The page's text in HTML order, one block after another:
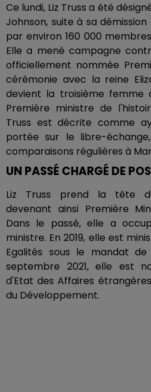
Ce lundi, Liz Truss a été
Johnson, suite à sa
par environ 160 000
Elle a mené campagne
officiellement nommée
cérémonie avec la reine
devient la troisième
Première ministre de
Truss est décrite comme
portée sur le libre-
comparaisons régulières à
UN PASSÉ CHARGÉ DE
Liz Truss prend la tête
devenant ainsi Première
Dans le passé, elle a
ministre. En 2019, elle est
Egalités sous le mandat de
septembre 2021, elle est
d'Etat des Affaires
du Développement.